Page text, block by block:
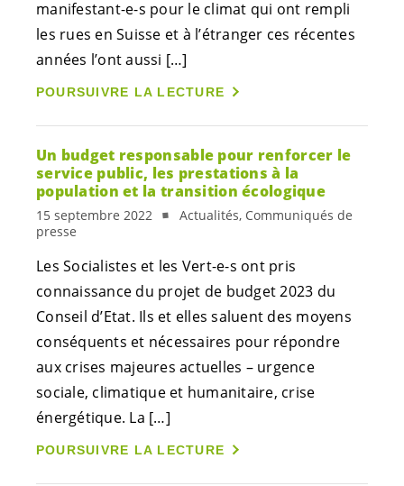
manifestant-e-s pour le climat qui ont rempli
les rues en Suisse et à l’étranger ces récentes
années l’ont aussi […]
POURSUIVRE LA LECTURE
Un budget responsable pour renforcer le
service public, les prestations à la
population et la transition écologique
15 septembre 2022
Actualités, Communiqués de
presse
Les Socialistes et les Vert-e-s ont pris
connaissance du projet de budget 2023 du
Conseil d’Etat. Ils et elles saluent des moyens
conséquents et nécessaires pour répondre
aux crises majeures actuelles – urgence
sociale, climatique et humanitaire, crise
énergétique. La […]
POURSUIVRE LA LECTURE